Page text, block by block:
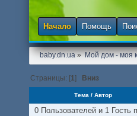
Начало Помощь
baby.dn.ua» Мой дом - моя
Страницы: [1] Вниз
Тема / Автор
0 Пользователей и 1 Гость